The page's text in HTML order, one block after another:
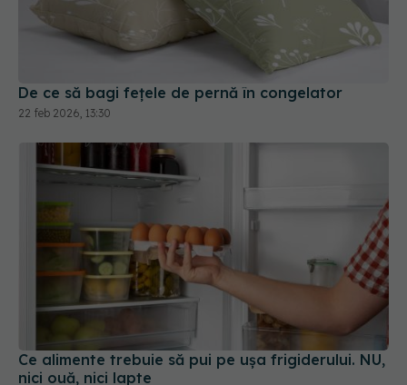
De ce să bagi fețele de pernă în congelator
22 feb 2026, 13:30
Ce alimente trebuie să pui pe ușa frigiderului. NU,
nici ouă, nici lapte